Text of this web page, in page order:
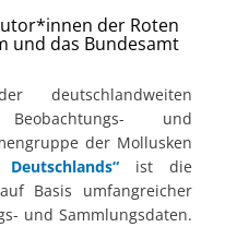
der Roten
und das Bundesamt
deutschlandweiten
und
der Mollusken
ist die
Basis umfangreicher
und Sammlungsdaten.